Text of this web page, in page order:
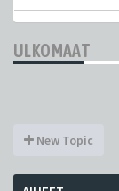
ULKOMAAT
New Topic